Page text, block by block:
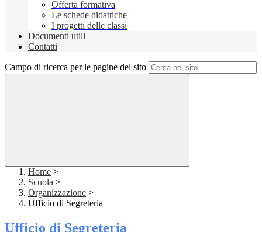
Offerta formativa
Le schede didattiche
I progetti delle classi
Documenti utili
Contatti
Campo di ricerca per le pagine del sito
Home >
Scuola >
Organizzazione >
Ufficio di Segreteria
Ufficio di Segreteria